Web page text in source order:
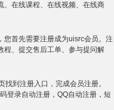
、在线课程、在线视频、在线商
您首先需要注册成为uisrc会员。注
程、提交售后工单、参与提问解
到注册入口，完成会员注册。
登录自动注册，QQ自动注册，短